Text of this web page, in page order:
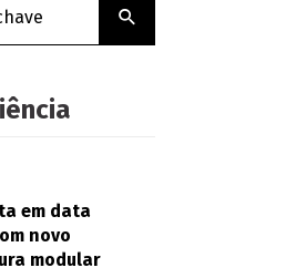
em data
novo
modular